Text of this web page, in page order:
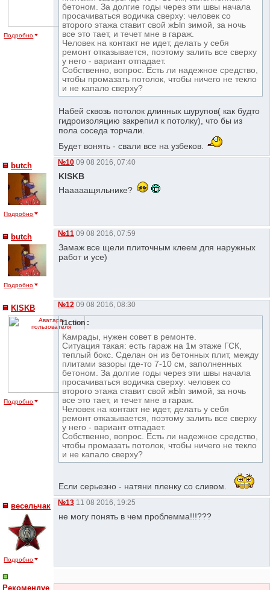
Подробно
бетоном. За долгие годы через эти швы начала
просачиваться водичка сверху: человек со
второго этажа ставит свой жЫп зимой, за ночь
все это тает, и течет мне в гараж.
Человек на контакт не идет, делать у себя
ремонт отказывается, поэтому залить все сверху
у него - вариант отпадает.
Собственно, вопрос. Есть ли надежное средство,
чтобы промазать потолок, чтобы ничего не текло
и не капало сверху?
Набей сквозь потолок длинных шурупов( как будто
гидроизоляцию закрепил к потолку), что бы из
пола соседа торчали.
Будет вонять - свали все на узбеков.
butch
Подробно
№10 09 08 2016, 07:40
KISKB
Нааааащяльнике?
butch
Подробно
№11 09 08 2016, 07:59
Замаж все щели плиточным клеем для наружных
работ и усе)
KISKB
Подробно
№12 09 08 2016, 08:30
f1ction :
Камрады, нужен совет в ремонте.
Ситуация такая: есть гараж на 1м этаже ГСК,
теплый бокс. Сделан он из бетонных плит, между
плитами зазоры где-то 7-10 см, заполненных
бетоном. За долгие годы через эти швы начала
просачиваться водичка сверху: человек со
второго этажа ставит свой жЫп зимой, за ночь
все это тает, и течет мне в гараж.
Человек на контакт не идет, делать у себя
ремонт отказывается, поэтому залить все сверху
у него - вариант отпадает.
Собственно, вопрос. Есть ли надежное средство,
чтобы промазать потолок, чтобы ничего не текло
и не капало сверху?
Если серьезно - натяни пленку со сливом.
весельчак
Подробно
№13 11 08 2016, 19:25
не могу понять в чем проблемма!!!???
Рекомендуе